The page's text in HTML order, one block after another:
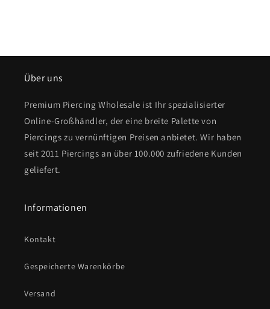
Über uns
Premium Piercing Wholesale ist Ihr spezialisierter
Online-Großhändler, der eine breite Palette von
Piercings zu vernünftigen Preisen anbietet. Wir haben
seit 2011 Piercings an über 100.000 zufriedene Kunden
geliefert.
Informationen
Kontakt
Gespeicherte Warenkörbe
Versand